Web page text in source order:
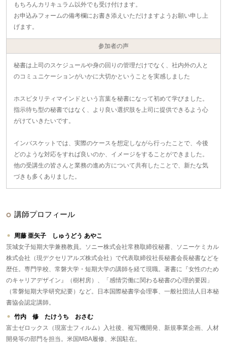
もちろんカリキュラム以外でも受け付けます。
お申込みフォームの備考欄にお書き添えいただけますようお願い申し上
げます。
参加者の声
秘書は上司のスケジュールや身の回りの管理だけでなく、社内外の人と
のコミュニケーションがいかに大切かということを実感しました
ホスピタリティマインドという言葉を秘書になって初めて学びました。
指示待ち型の秘書ではなく、より良い選択肢を上司に提供できるよう心
がけていきたいです。
インバスケットでは、実際のケースを想定しながら行ったことで、今後
どのような対応をすれば良いのか、イメージをすることができました。
他の受講生の皆さんと業務の進め方について共有したことで、新たな気
づきも多くありました。
講師プロフィール
周藤 亜矢子 しゅうどう あやこ
茨城女子短期大学兼務教員。ソニー株式会社常務取締役秘書、ソニーケミカル
株式会社（現デクセリアルズ株式会社）で代表取締役社長秘書会長秘書などを
歴任。専門学校、常磐大学・短期大学の講師を経て現職。著書に『女性のため
のキャリアデザイン』（樹村房）、「感情労働に関わる秘書の心理的要因」
（常磐短期大学研究紀要）など。日本国際秘書学会理事、一般社団法人日本秘
書協会認定講師。
竹内 修 たけうち おさむ
富士ゼロックス（現富士フィルム）入社後、複写機開発、新規事業企画、人材
開発等の部門を担当。米国MBA履修、米国駐在。